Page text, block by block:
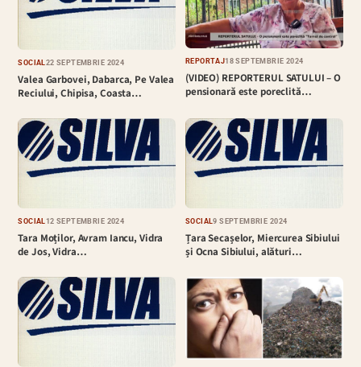
SOCIAL22 SEPTEMBRIE 2024
Valea Garbovei, Dabarca, Pe Valea
Reciului, Chipisa, Coasta…
REPORTAJ18 SEPTEMBRIE 2024
(VIDEO) REPORTERUL SATULUI – O
pensionară este poreclită…
SOCIAL 12 SEPTEMBRIE 2024
Tara Moților, Avram Iancu, Vidra
de Jos, Vidra…
SOCIAL9 SEPTEMBRIE 2024
Țara Secașelor, Miercurea Sibiului
și Ocna Sibiului, alături…